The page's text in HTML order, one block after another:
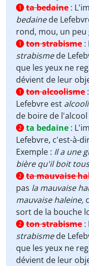
1 ta bedaine :
bedainede
rond, mou, un peu
1 ton strabisme :
strabismede
que les yeux ne
dévient de leur
1 ton alcoolisme :
Lefebvre est
de boire de
2 ta bedaine :
Lefebvre, c'est-à-
Exemple : Il a une
bière qu'il boit
2 ta mauvaise
pas la mauvaise
mauvaise haleine,
sort de la bouche
2 ton strabisme :
strabismede
que les yeux ne
dévient de leur